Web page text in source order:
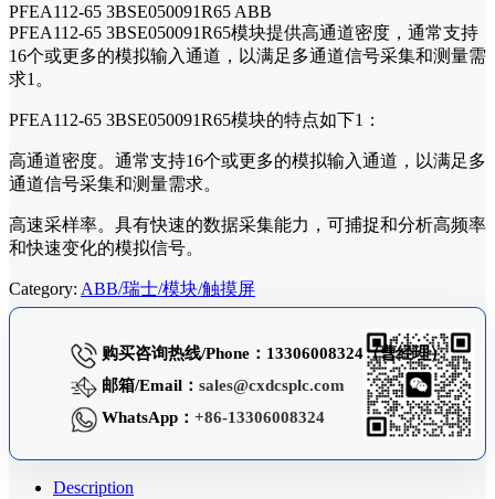
PFEA112-65 3BSE050091R65 ABB
PFEA112-65 3BSE050091R65模块提供高通道密度，通常支持
16个或更多的模拟输入通道，以满足多通道信号采集和测量需
求1。
PFEA112-65 3BSE050091R65模块的特点如下1：
高通道密度。通常支持16个或更多的模拟输入通道，以满足多
通道信号采集和测量需求。
高速采样率。具有快速的数据采集能力，可捕捉和分析高频率
和快速变化的模拟信号。
Category: ABB/瑞士/模块/触摸屏
购买咨询热线/Phone：13306008324（曹经理）
邮箱/Email： sales@cxdcsplc.com
WhatsApp： +86-13306008324
Description